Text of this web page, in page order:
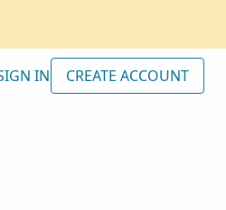
IN CREATE ACCOUNT